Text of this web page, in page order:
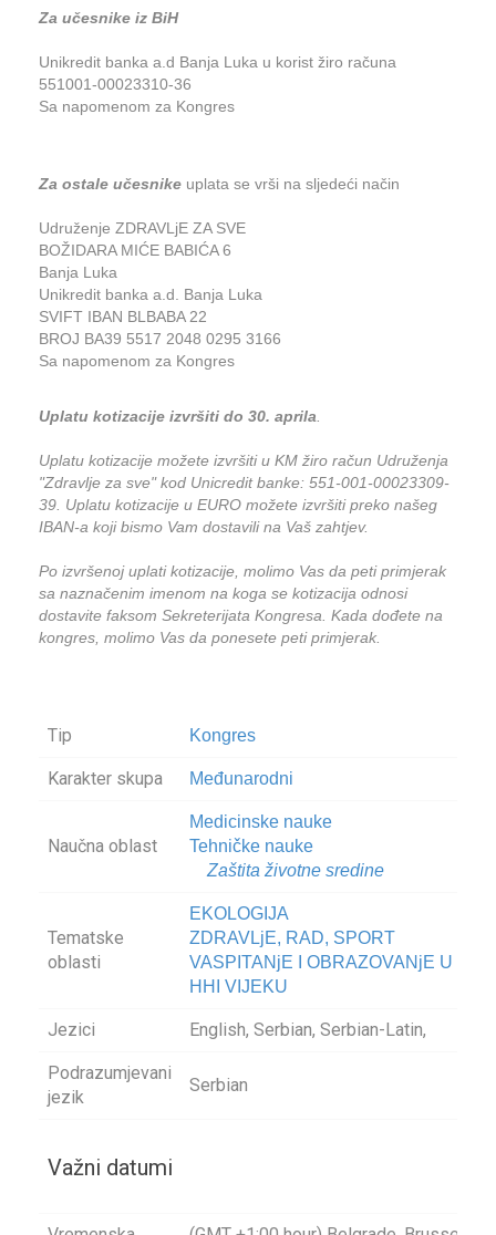
Za učesnike iz BiH
Unikredit banka a.d Banja Luka u korist žiro računa
551001-00023310-36
Sa napomenom za Kongres
Za ostale učesnike uplata se vrši na sljedeći način
Udruženje ZDRAVLjE ZA SVE
BOŽIDARA MIĆE BABIĆA 6
Banja Luka
Unikredit banka a.d. Banja Luka
SVIFT IBAN BLBABA 22
BROJ BA39 5517 2048 0295 3166
Sa napomenom za Kongres
Uplatu kotizacije izvršiti do 30. aprila
Uplatu kotizacije možete izvršiti u KM žiro račun Udruženja
"Zdravlje za sve" kod Unicredit banke: 551-001-00023309-
39. Uplatu kotizacije u EURO možete izvršiti preko našeg
IBAN-a koji bismo Vam dostavili na Vaš zahtjev.
Po izvršenoj uplati kotizacije, molimo Vas da peti primjerak
sa naznačenim imenom na koga se kotizacija odnosi
dostavite faksom Sekreterijata Kongresa. Kada dođete na
kongres, molimo Vas da ponesete peti primjerak.
Tip Kongres
Karakter skupa Međunarodni
Naučna oblast
Medicinske nauke
Tehničke nauke
Zaštita životne sredine
Tematske
oblasti
EKOLOGIJA
ZDRAVLjE, RAD, SPORT
VASPITANjE I OBRAZOVANjE U
HHI VIJEKU
Jezici English, Serbian, Serbian-Latin,
Podrazumjevani
jezik
Serbian
Važni datumi